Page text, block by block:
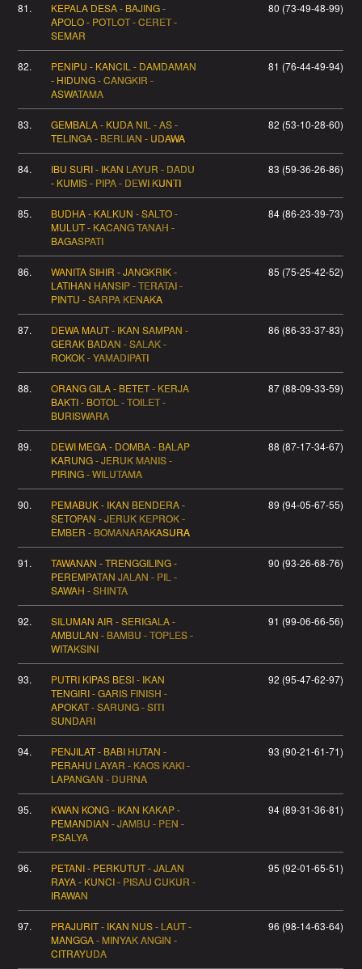
81.
KEPALA DESA - BAJING -
APOLO - POTLOT - CERET -
SEMAR
80 (73-49-48-99)
82.
PENIPU - KANCIL - DAMDAMAN
- HIDUNG - CANGKIR -
ASWATAMA
81 (76-44-49-94)
83.
GEMBALA - KUDA NIL - AS -
TELINGA - BERLIAN - UDAWA
82 (53-10-28-60)
84.
IBU SURI - IKAN LAYUR - DADU
- KUMIS - PIPA - DEWI KUNTI
83 (59-36-26-86)
85.
BUDHA - KALKUN - SALTO -
MULUT - KACANG TANAH -
BAGASPATI
84 (86-23-39-73)
86.
WANITA SIHIR - JANGKRIK -
LATIHAN HANSIP - TERATAI -
PINTU - SARPA KENAKA
85 (75-25-42-52)
87.
DEWA MAUT - IKAN SAMPAN -
GERAK BADAN - SALAK -
ROKOK - YAMADIPATI
86 (86-33-37-83)
88.
ORANG GILA - BETET - KERJA
BAKTI - BOTOL - TOILET -
BURISWARA
87 (88-09-33-59)
89.
DEWI MEGA - DOMBA - BALAP
KARUNG - JERUK MANIS -
PIRING - WILUTAMA
88 (87-17-34-67)
90.
PEMABUK - IKAN BENDERA -
SETOPAN - JERUK KEPROK -
EMBER - BOMANARAKASURA
89 (94-05-67-55)
91.
TAWANAN - TRENGGILING -
PEREMPATAN JALAN - PIL -
SAWAH - SHINTA
90 (93-26-68-76)
92.
SILUMAN AIR - SERIGALA -
AMBULAN - BAMBU - TOPLES -
WITAKSINI
91 (99-06-66-56)
93.
PUTRI KIPAS BESI - IKAN
TENGIRI - GARIS FINISH -
APOKAT - SARUNG - SITI
SUNDARI
92 (95-47-62-97)
94.
PENJILAT - BABI HUTAN -
PERAHU LAYAR - KAOS KAKI -
LAPANGAN - DURNA
93 (90-21-61-71)
95.
KWAN KONG - IKAN KAKAP -
PEMANDIAN - JAMBU - PEN -
P.SALYA
94 (89-31-36-81)
96.
PETANI - PERKUTUT - JALAN
RAYA - KUNCI - PISAU CUKUR -
IRAWAN
95 (92-01-65-51)
97.
PRAJURIT - IKAN NUS - LAUT -
MANGGA - MINYAK ANGIN -
CITRAYUDA
96 (98-14-63-64)